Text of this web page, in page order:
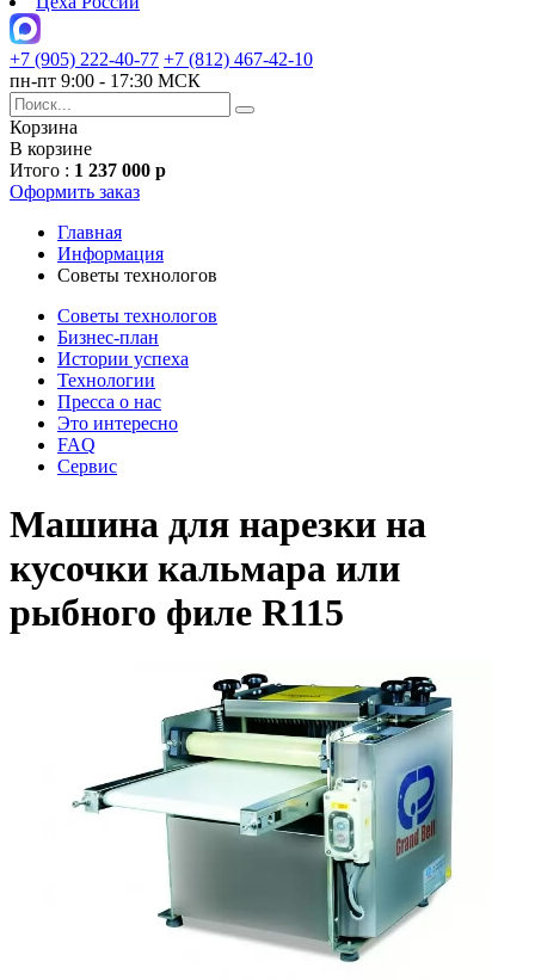
+7 (905) 222-40-77 +7 (812) 467-42-10
пн-пт 9:00 - 17:30 МСК
Корзина
В корзине
Итого : 1 237 000 р
Оформить заказ
Главная
Информация
Советы технологов
Советы технологов
Бизнес-план
Истории успеха
Технологии
Пресса о нас
Это интересно
FAQ
Сервис
Машина для нарезки на
кусочки кальмара или
рыбного филе R115